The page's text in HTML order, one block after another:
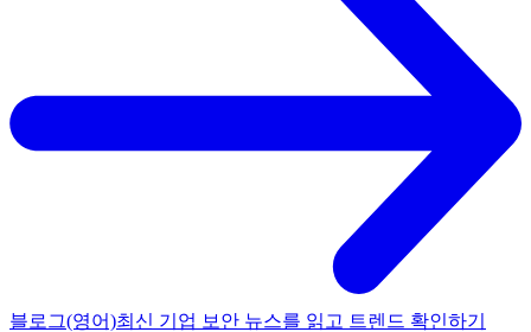
블로그(영어)최신 기업 보안 뉴스를 읽고 트렌드 확인하기